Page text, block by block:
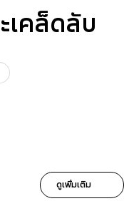
เคล็ดลับ
ดูเพิ่มเติม